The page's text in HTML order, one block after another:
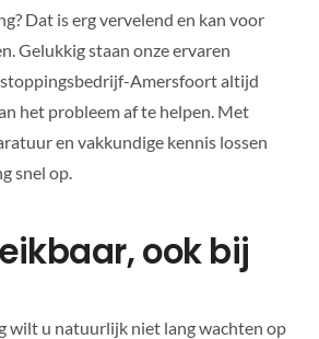
Dat is erg vervelend en kan voor
Gelukkig staan onze ervaren
Amersfoort altijd
het probleem af te helpen. Met
en vakkundige kennis lossen
snel op.
ook bij
wilt u natuurlijk niet lang wachten op